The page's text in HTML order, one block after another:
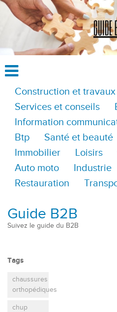
Construction et travaux
Services et conseils
Information
Btp
Santé et beauté
Immobilier
Loisirs
Auto moto
Industrie
Restauration
Guide B2B
Suivez le guide du B2B
Tags
chaussures
orthopédiques
chup